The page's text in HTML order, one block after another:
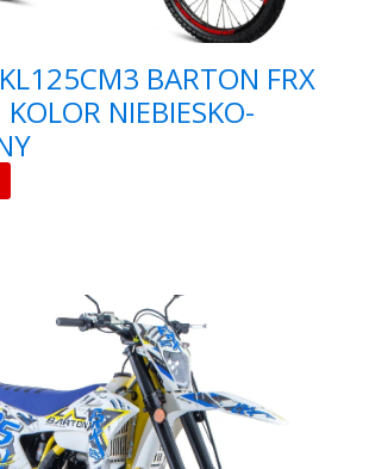
BARTON FRX
NIEBIESKO-